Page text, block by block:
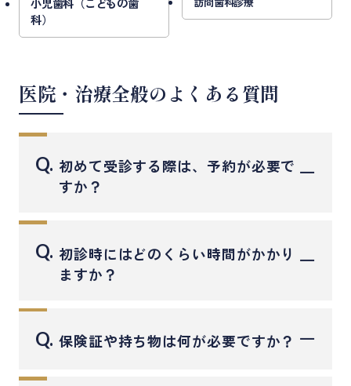
科）
医院・治療全般のよくある質問
Q. 初めて受診する際は、予約が必要で
すか？
はい、初めての方もご予約をいただくとスムー
ズにご案内が可能です。
お電話・WEB予約フォーム・LINEからご都合の
よい方法でご予約ください
急なお痛みや腫れなど、緊急の場合は可能な限
り当日の対応も行っておりますので、遠慮なく
ご相談ください。
Q. 初診時にはどのくらい時間がかかり
ますか？
初診の方は、問診・検査・カウンセリングなど
を含めて約60分前後お時間をいただいていま
す。
お口全体の状態を正確に把握したうえで、最適
Q. 保険証や持ち物は何が必要ですか？
健康保険証をお持ちください。